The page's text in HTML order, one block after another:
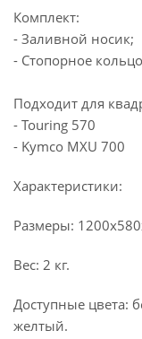
Комплект:
- Заливной носик;
- Стопорное
Подходит для
- Touring 570
- Kymco MXU 700
Характеристики:
Размеры:
Вес: 2 кг.
Доступные цвета:
желтый.